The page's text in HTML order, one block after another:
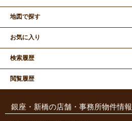
地図で探す
お気に入り
検索履歴
閲覧履歴
銀座・新橋の店舗・事務所物件情報